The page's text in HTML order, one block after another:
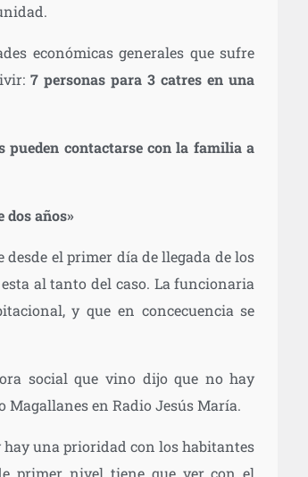
económicas generales que sufre
7 personas para 3 catres en una
pueden contactarse con la familia a
dos años»
el primer día de llegada de los
al tanto del caso. La funcionaria
y que en concecuencia se
social que vino dijo que no hay
Magallanes en Radio Jesús María.
hay una prioridad con los habitantes
primer nivel tiene que ver con el